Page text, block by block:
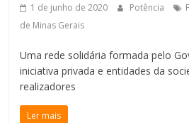
1 de junho de 2020 Potência
de Minas Gerais
Uma rede solidária formada pelo
iniciativa privada e entidades da
realizadores
Ler mais